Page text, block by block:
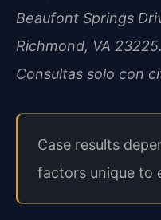
Beaufont Springs
Richmond, VA
Consultas solo con
Case results
factors unique to